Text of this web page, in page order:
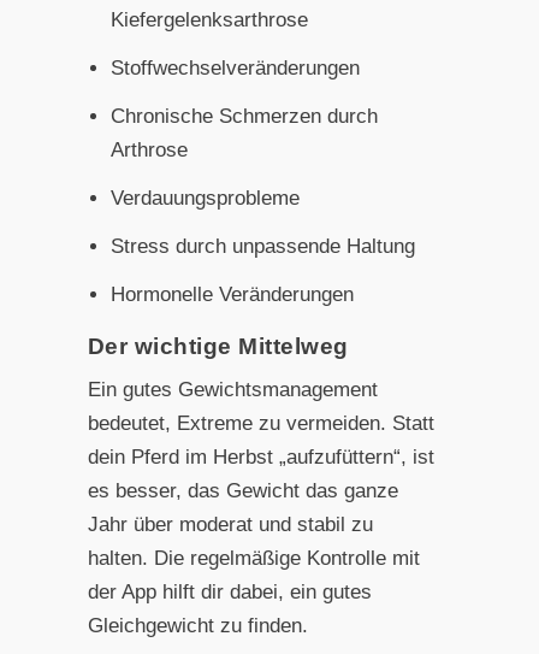
Kiefergelenksarthrose
Stoffwechselveränderungen
Chronische Schmerzen durch
Arthrose
Verdauungsprobleme
Stress durch unpassende Haltung
Hormonelle Veränderungen
Der wichtige Mittelweg
Ein gutes Gewichtsmanagement
bedeutet, Extreme zu vermeiden. Statt
dein Pferd im Herbst „aufzufüttern“, ist
es besser, das Gewicht das ganze
Jahr über moderat und stabil zu
halten. Die regelmäßige Kontrolle mit
der App hilft dir dabei, ein gutes
Gleichgewicht zu finden.